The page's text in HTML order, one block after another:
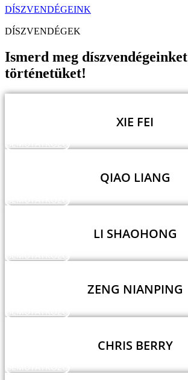
DÍSZVENDÉGEINK
DÍSZVENDÉGEK
Ismerd meg díszvendégeinket
történetüket!
XIE FEI
BEMUTATKOZÓ
QIAO LIANG
BEMUTATKOZÓ
LI SHAOHONG
BEMUTATKOZÓ
ZENG NIANPING
CHRIS BERRY
BEMUTATKOZÓ